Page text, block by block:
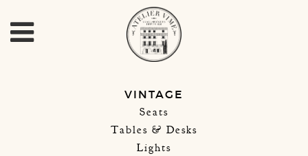
VINTAGE
Seats
Tables & Desks
Lights